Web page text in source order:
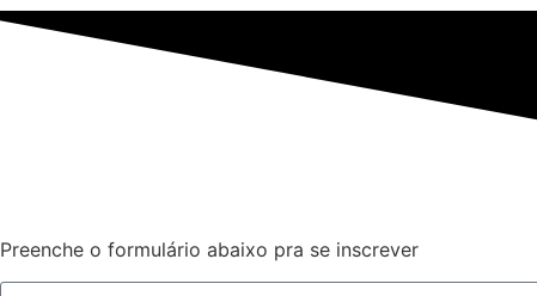
Preenche o formulário abaixo pra se inscrever